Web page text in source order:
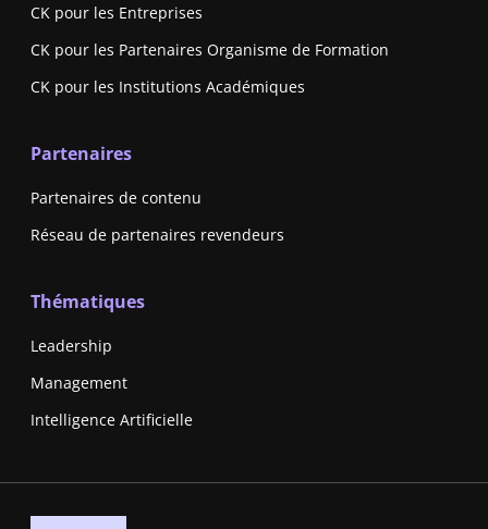
CK pour les Entreprises
CK pour les Partenaires Organisme de Formation
CK pour les Institutions Académiques
Partenaires
Partenaires de contenu
Réseau de partenaires revendeurs
Thématiques
Leadership
Management
Intelligence Artificielle